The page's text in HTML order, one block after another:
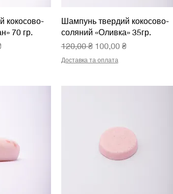
кокосово-
70 гр.
Швидкий перегляд
Шампунь твердий кокосово-
соляний «Оливка» 35гр.
Звичайна ціна
120,00 ₴ За розпродажем
100,00 ₴
Доставка та оплата